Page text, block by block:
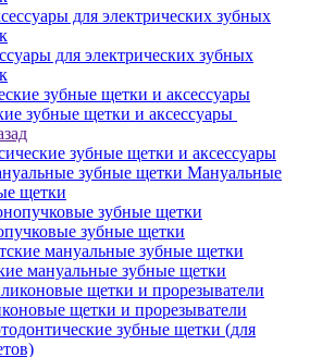
для электрических зубных
зубные щетки и аксессуары
зубные щетки и аксессуары
Мануальные
щетки
зубные щетки
мануальные зубные щетки
щетки и прорезыватели